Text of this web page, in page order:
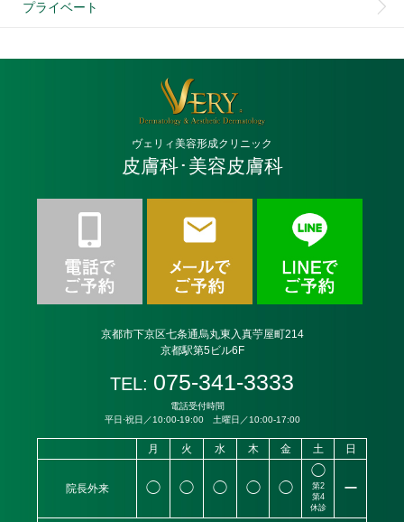
プライベート
ヴェリィ美容形成クリニック
皮膚科･美容皮膚科
京都市下京区七条通烏丸東入真苧屋町214
京都駅第5ビル6F
TEL: 075-341-3333
電話受付時間
平日·祝日／10:00-19:00 土曜日／10:00-17:00
月 火 水 木 金 土 日
院長外来 ◯ ◯ ◯ ◯ ◯
◯
第2
第4
休診
ー